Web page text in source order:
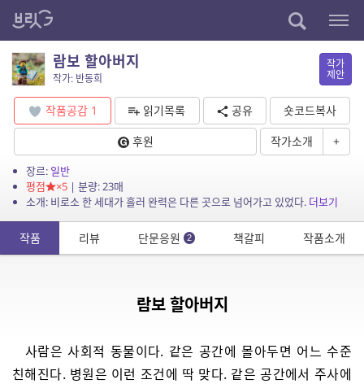
람보 할아버지
작가: 반동희
작가
제안
작품공감 1 읽기목록 공유
숏코드복사
후원
작가소개 +
장르: 일반
평점
×5| 분량: 23매
소개: 비로소 한 세대가 흘러 완력은 다른 곳으로 넘어가고 있었다. 더보기
작품 리뷰 단문응원 2 책갈피 작품소개
람보 할아버지
사람은 사회적 동물이다. 같은 공간에 몰아두면 어느 수준
친해진다. 병원은 이런 조건에 딱 맞다. 같은 공간에서 주사에